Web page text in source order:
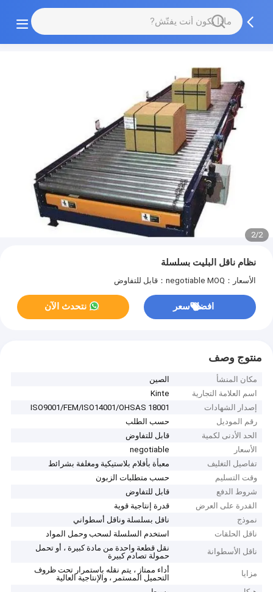
2/2
نظام ناقل البليت بسلسلة
الأسعار：negotiable MOQ：قابل للتفاوض
افضل سعر نتحدث الآن
منتوج وصف
مكان المنشأ
الصين
اسم العلامة التجارية
Kinte
إصدار الشهادات
ISO9001/FEM/ISO14001/OHSAS 18001
رقم الموديل
حسب الطلب
الحد الأدنى لكمية
قابل للتفاوض
الأسعار
negotiable
تفاصيل التغليف
معبأة بأفلام بلاستيكية ومغلفة بشرائط
وقت التسليم
حسب متطلبات الزبون
شروط الدفع
قابل للتفاوض
القدرة على العرض
قدرة إنتاجية قوية
نموذج
ناقل بسلسلة وناقل أسطواني
ناقل الحلقات
استخدم السلسلة لسحب وحمل المواد
ناقل الأسطوانة
نقل قطعة واحدة من مادة كبيرة ، أو تحمل
حمولة تصادم كبيرة
مزايا
أداء ممتاز ، يتم نقله باستمرار تحت ظروف
التحميل المستمر ، والإنتاجية العالية